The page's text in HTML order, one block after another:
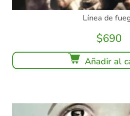
Línea de
$690
Añadir al